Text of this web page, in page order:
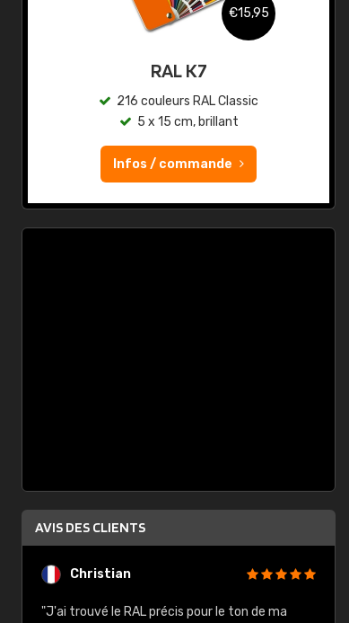
€15,95
RAL K7
216 couleurs RAL Classic
5 x 15 cm, brillant
Infos / commande
AVIS DES CLIENTS
Christian
"J'ai trouvé le RAL précis pour le ton de ma